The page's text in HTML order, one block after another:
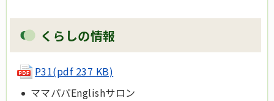
くらしの情報
P31(pdf 237 KB)
ママパパEnglishサロン